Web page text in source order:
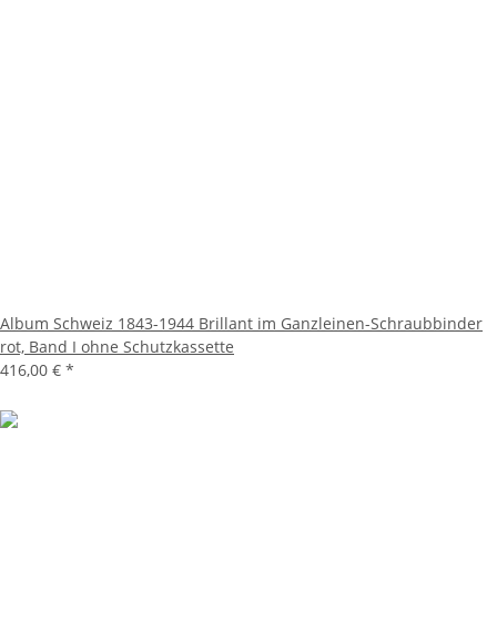
Album Schweiz 1843-1944 Brillant im Ganzleinen-Schraubbinder
rot, Band I ohne Schutzkassette
416,00 € *